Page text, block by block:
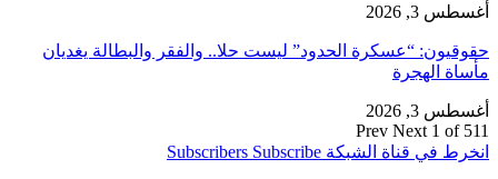
أغسطس 3, 2026
حقوقيون: “عسكرة الحدود” ليست حلا.. والفقر والبطالة يغديان
مأساة الهجرة
أغسطس 3, 2026
Prev Next 1 of 511
انخرط في قناة الشبكة
Subscribers Subscribe